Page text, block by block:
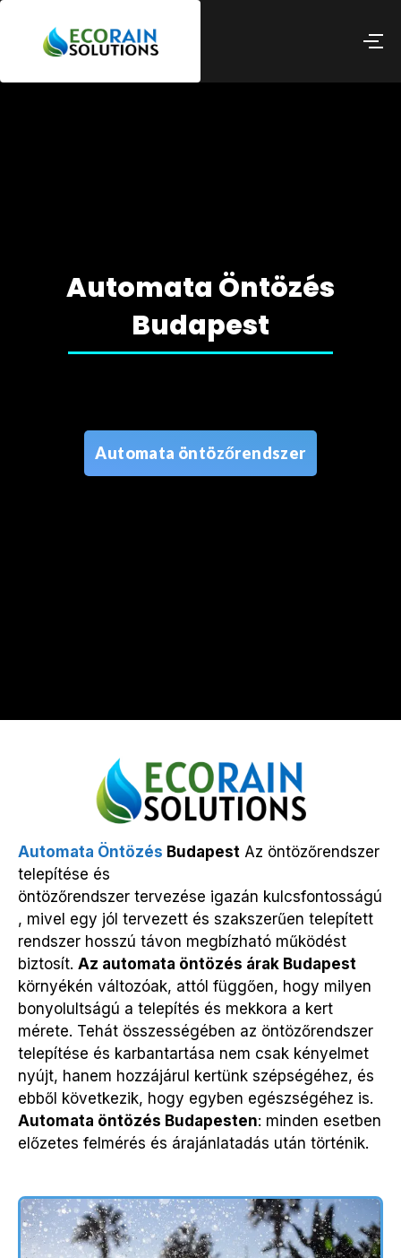
Automata Öntözés
Budapest
Automata öntözőrendszer
Automata Öntözés Budapest Az öntözőrendszer
telepítése és
öntözőrendszer tervezése igazán kulcsfontosságú
, mivel egy jól tervezett és szakszerűen telepített
rendszer hosszú távon megbízható működést
biztosít. Az automata öntözés árak Budapest
környékén változóak, attól függően, hogy milyen
bonyolultságú a telepítés és mekkora a kert
mérete. Tehát összességében az öntözőrendszer
telepítése és karbantartása nem csak kényelmet
nyújt, hanem hozzájárul kertünk szépségéhez, és
ebből következik, hogy egyben egészségéhez is.
Automata öntözés Budapesten: minden esetben
előzetes felmérés és árajánlatadás után történik.